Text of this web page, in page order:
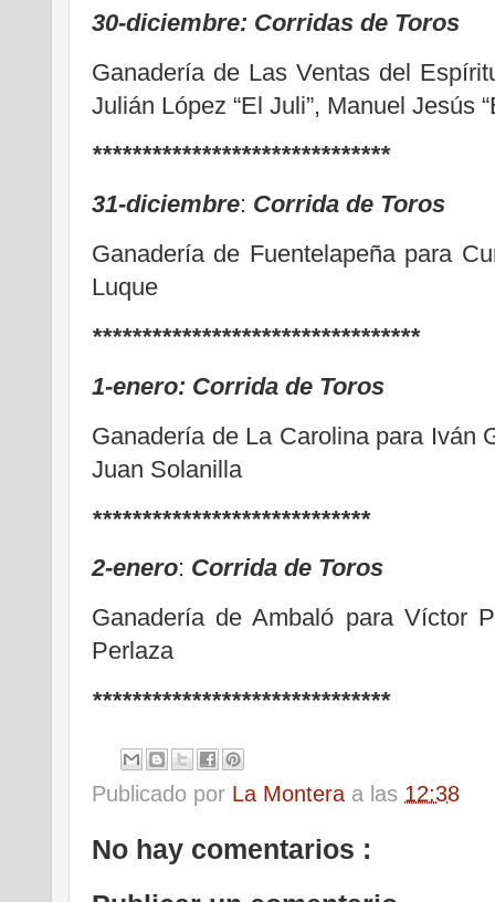
30-diciembre: Corridas de Toros
Ganadería de Las Ventas del
Julián López “El Juli”, Manuel Jesús
******************************
31-diciembre: Corrida de Toros
Ganadería de Fuentelapeña para
Luque
*********************************
1-enero: Corrida de Toros
Ganadería de La Carolina para Iván
Juan Solanilla
****************************
2-enero: Corrida de Toros
Ganadería de Ambaló para Víctor
Perlaza
******************************
Publicado por La Montera a las 12:38
No hay comentarios :